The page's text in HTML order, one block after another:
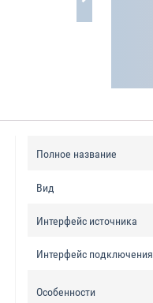
Полное название
Вид
Интерфейс источника
Интерфейс подключения
Особенности